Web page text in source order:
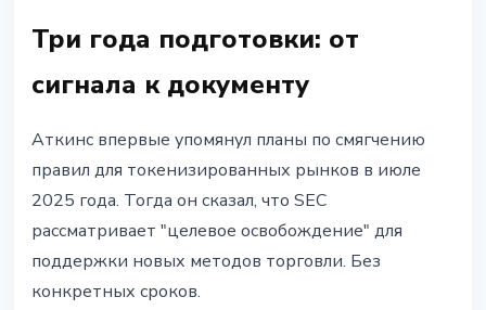
Три года подготовки: от
сигнала к документу
Аткинс впервые упомянул планы по смягчению
правил для токенизированных рынков в июле
2025 года. Тогда он сказал, что SEC
рассматривает "целевое освобождение" для
поддержки новых методов торговли. Без
конкретных сроков.